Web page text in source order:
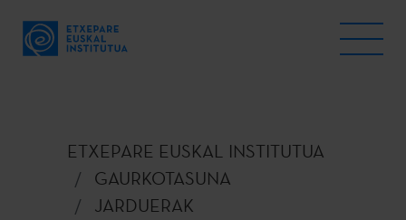
ETXEPARE EUSKAL INSTITUTUA
GAURKOTASUNA
JARDUERAK